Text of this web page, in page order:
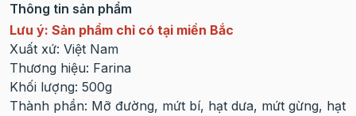
Thông tin sản phẩm
Lưu ý: Sản phẩm chỉ có tại miền Bắc
Xuất xứ: Việt Nam
Thương hiệu: Farina
Khối lượng: 500g
Thành phần: Mỡ đường, mứt bí, hạt dưa, mứt gừng, hạt